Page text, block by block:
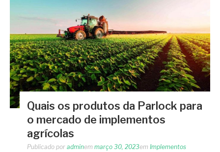
Quais os produtos da Parlock para
o mercado de implementos
agrícolas
Publicado por adminem março 30, 2023em Implementos